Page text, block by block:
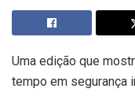
Uma edição que
tempo em segurança